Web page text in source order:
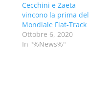
Cecchini e Zaeta
vincono la prima del
Mondiale Flat-Track
Ottobre 6, 2020
In "%News%"